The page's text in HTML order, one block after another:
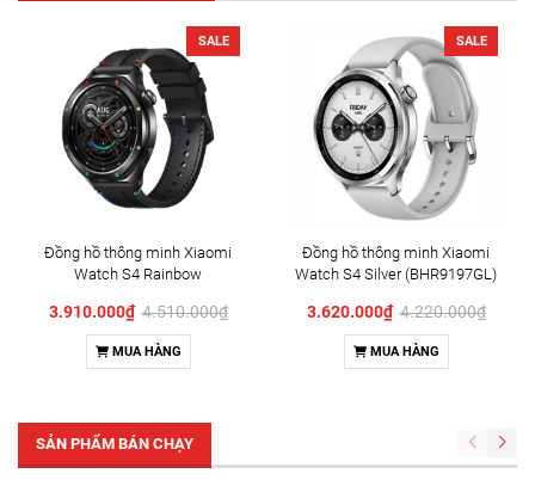
SALE
Đồng hồ thông minh Xiaomi
Watch S4 Rainbow
3.910.000₫4.510.000₫
MUA HÀNG
SALE
Đồng hồ thông minh Xiaomi
Watch S4 Silver (BHR9197GL)
3.620.000₫4.220.000₫
MUA HÀNG
SẢN PHẨM BÁN CHẠY